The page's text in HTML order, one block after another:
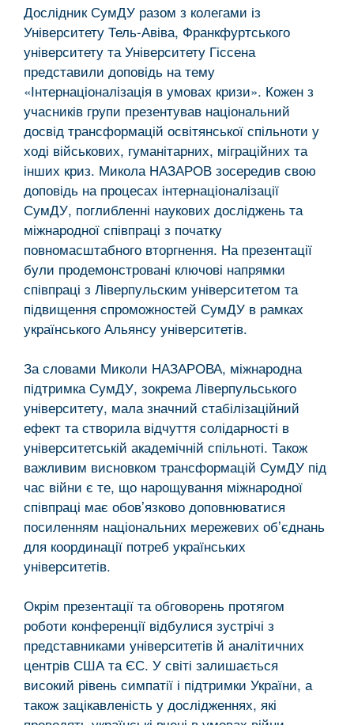
Дослідник СумДУ разом з колегами із
Університету Тель-Авіва, Франкфуртського
університету та Університету Гіссена
представили доповідь на тему
«Інтернаціоналізація в умовах кризи». Кожен з
учасників групи презентував національний
досвід трансформацій освітянської спільноти у
ході військових, гуманітарних, міграційних та
інших криз. Микола НАЗАРОВ зосередив свою
доповідь на процесах інтернаціоналізації
СумДУ, поглибленні наукових досліджень та
міжнародної співпраці з початку
повномасштабного вторгнення. На презентації
були продемонстровані ключові напрямки
співпраці з Ліверпульским університетом та
підвищення спроможностей СумДУ в рамках
українського Альянсу університетів.
За словами Миколи НАЗАРОВА, міжнародна
підтримка СумДУ, зокрема Ліверпульського
університету, мала значний стабілізаційний
ефект та створила відчуття солідарності в
університетській академічній спільноті. Також
важливим висновком трансформацій СумДУ під
час війни є те, що нарощування міжнародної
співпраці має обовʼязково доповнюватися
посиленням національних мережевих обʼєднань
для координації потреб українських
університетів.
Окрім презентації та обговорень протягом
роботи конференції відбулися зустрічі з
представниками університетів й аналітичних
центрів США та ЄС. У світі залишається
високий рівень симпатії і підтримки України, а
також зацікавленість у дослідженнях, які